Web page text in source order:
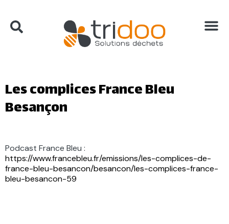
Les complices France Bleu
Besançon
Podcast France Bleu :
https://www.francebleu.fr/emissions/les-complices-de-
france-bleu-besancon/besancon/les-complices-france-
bleu-besancon-59